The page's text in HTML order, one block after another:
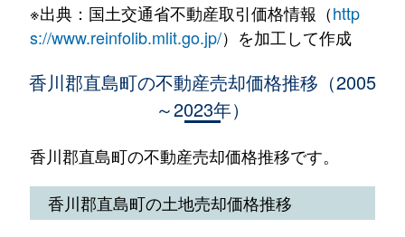
※出典：国土交通省不動産取引価格情報（http
s://www.reinfolib.mlit.go.jp/）を加工して作成
香川郡直島町の不動産売却価格推移（2005
～2023年）
香川郡直島町の不動産売却価格推移です。
香川郡直島町の土地売却価格推移